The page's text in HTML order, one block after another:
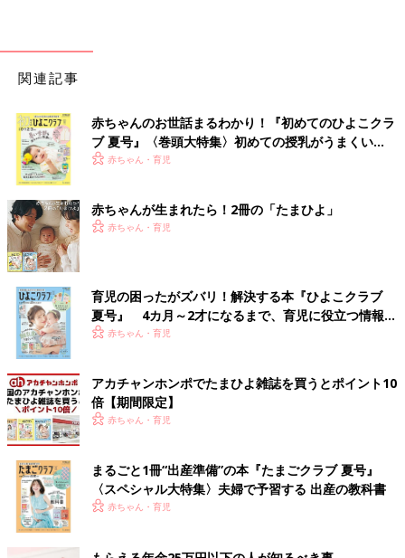
関連記事
赤ちゃんのお世話まるわかり！『初めてのひよこクラ
ブ 夏号』〈巻頭大特集〉初めての授乳がうまくい
く！ おっぱい・ミルクの基本と夏のトラブル 解決テ
赤ちゃん・育児
赤ちゃんが生まれたら！2冊の「たまひよ」
赤ちゃん・育児
育児の困ったがズバリ！解決する本『ひよこクラブ
夏号』 4カ月～2才になるまで、育児に役立つ情報が
いっぱい！
赤ちゃん・育児
アカチャンホンポでたまひよ雑誌を買うとポイント10
倍【期間限定】
赤ちゃん・育児
まるごと1冊“出産準備”の本『たまごクラブ 夏号』
〈スペシャル大特集〉夫婦で予習する 出産の教科書
赤ちゃん・育児